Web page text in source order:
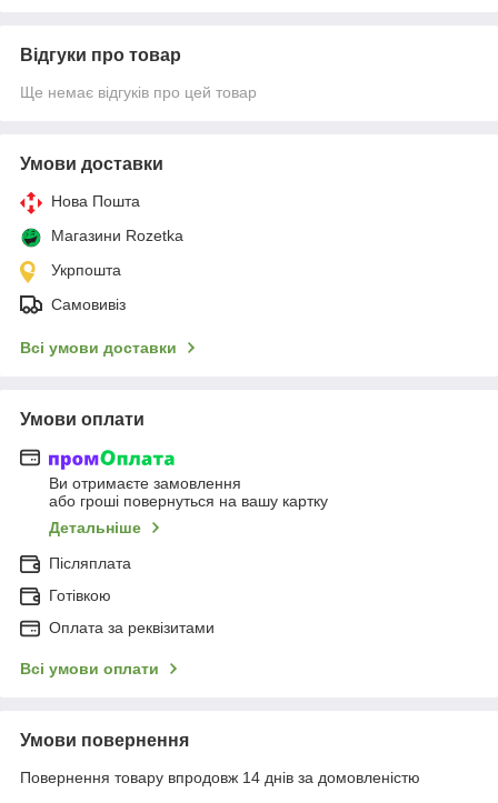
Відгуки про товар
Ще немає відгуків про цей товар
Умови доставки
Нова Пошта
Магазини Rozetka
Укрпошта
Самовивіз
Всі умови доставки
Умови оплати
Ви отримаєте замовлення
або гроші повернуться на вашу картку
Детальніше
Післяплата
Готівкою
Оплата за реквізитами
Всі умови оплати
Умови повернення
Повернення товару впродовж 14 днів за домовленістю